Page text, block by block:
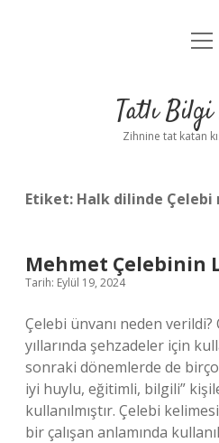
Yasal
Tatlı Bilgi
Zihnine tat katan
Etiket: Halk dilinde Çelebi
Mehmet Çelebinin
Tarih: Eylül 19, 2024
Çelebi ünvanı neden verildi?
yıllarında şehzadeler için
sonraki dönemlerde de
iyi huylu, eğitimli, bilgili”
kullanılmıştır. Çelebi
bir çalışan anlamında